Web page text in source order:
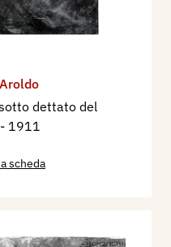
dettato del
- 1911
scheda